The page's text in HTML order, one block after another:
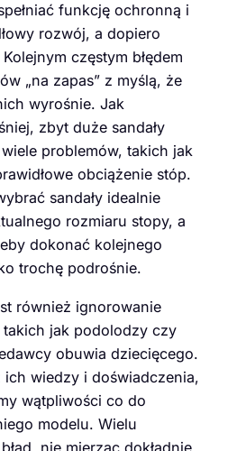
funkcję ochronną i
rozwój, a dopiero
częstym błędem
„na zapas” z myślą, że
wyrośnie. Jak
zbyt duże sandały
problemów, takich jak
obciążenie stóp.
sandały idealnie
rozmiaru stopy, a
dokonać kolejnego
trochę podrośnie.
również ignorowanie
jak podolodzy czy
obuwia dziecięcego.
ich wiedzy i doświadczenia,
wątpliwości co do
modelu. Wielu
nie mierząc dokładnie